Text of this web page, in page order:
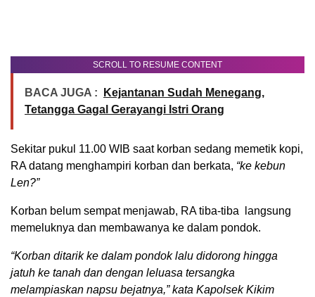
SCROLL TO RESUME CONTENT
BACA JUGA :
Kejantanan Sudah Menegang,
Tetangga Gagal Gerayangi Istri Orang
Sekitar pukul 11.00 WIB saat korban sedang memetik kopi,
RA datang menghampiri korban dan berkata, “ke kebun
Len?”
Korban belum sempat menjawab, RA tiba-tiba langsung
memeluknya dan membawanya ke dalam pondok.
“Korban ditarik ke dalam pondok lalu didorong hingga
jatuh ke tanah dan dengan leluasa tersangka
melampiaskan napsu bejatnya,” kata Kapolsek Kikim